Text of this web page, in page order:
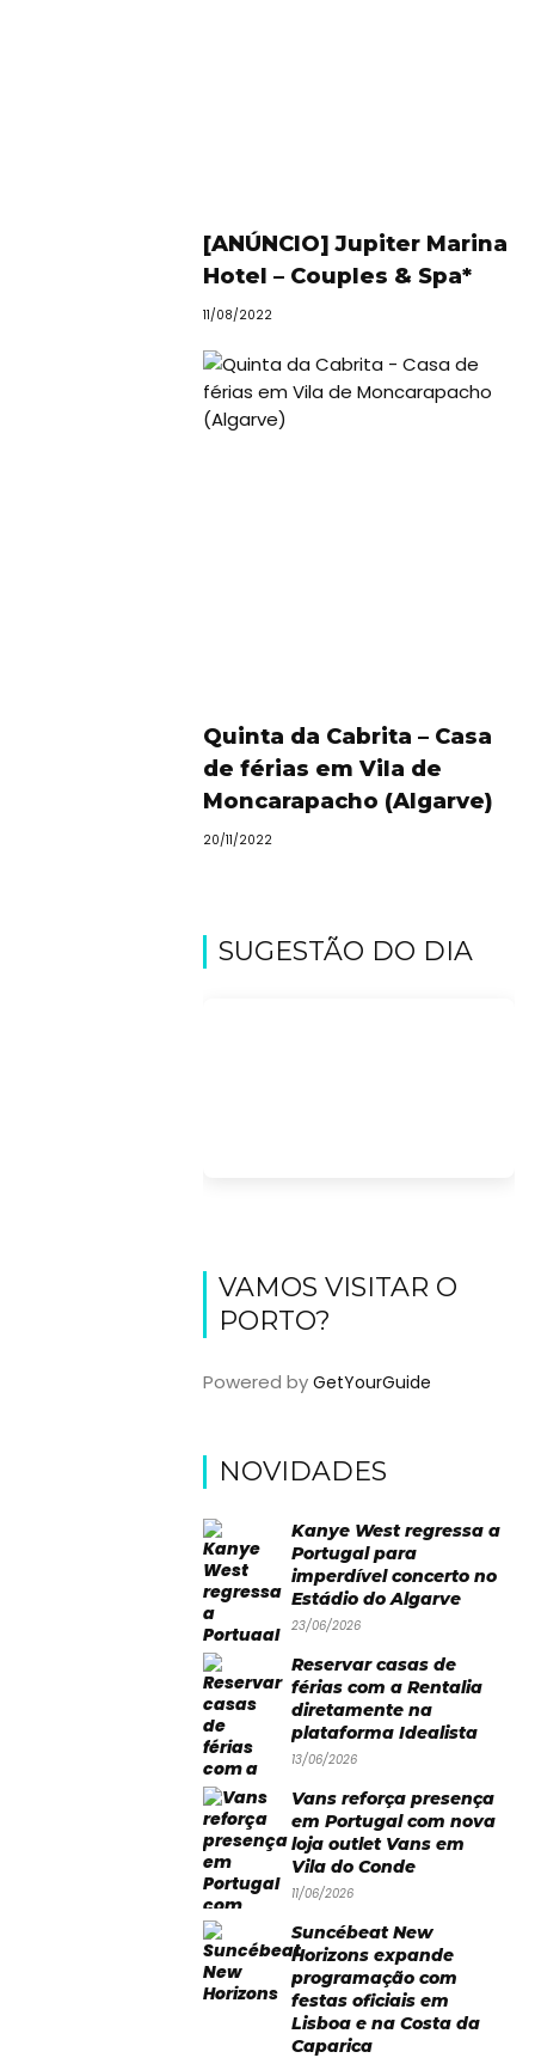
[ANÚNCIO] Jupiter Marina
Hotel – Couples & Spa*
11/08/2022
Quinta da Cabrita – Casa
de férias em Vila de
Moncarapacho (Algarve)
20/11/2022
SUGESTÃO DO DIA
VAMOS VISITAR O
PORTO?
Powered by GetYourGuide
NOVIDADES
Kanye West regressa a
Portugal para
imperdível concerto no
Estádio do Algarve
23/06/2026
Reservar casas de
férias com a Rentalia
diretamente na
plataforma Idealista
13/06/2026
Vans reforça presença
em Portugal com nova
loja outlet Vans em
Vila do Conde
11/06/2026
Suncébeat New
Horizons expande
programação com
festas oficiais em
Lisboa e na Costa da
Caparica